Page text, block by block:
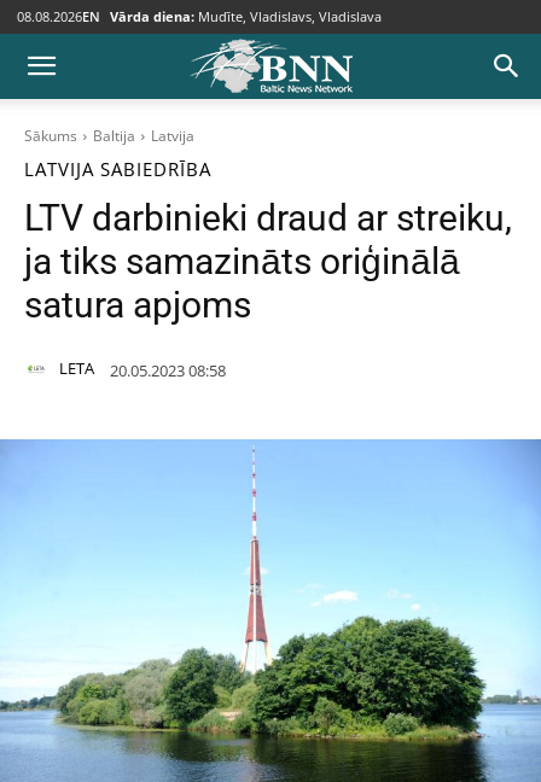
08.08.2026EN Vārda diena: Mudīte, Vladislavs, Vladislava
Sākums Baltija Latvija
LATVIJA SABIEDRĪBA
LTV darbinieki draud ar streiku,
ja tiks samazināts oriģinālā
satura apjoms
LETA 20.05.2023 08:58